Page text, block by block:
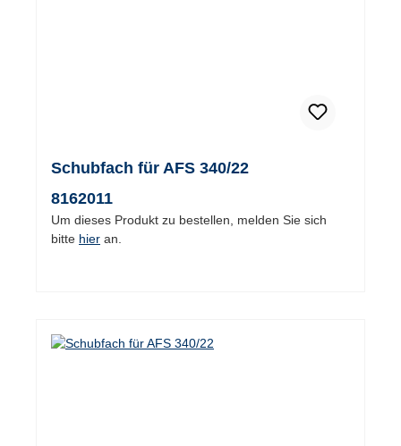
Schubfach für AFS 340/22
8162011
Um dieses Produkt zu bestellen, melden Sie sich
bitte hier an.